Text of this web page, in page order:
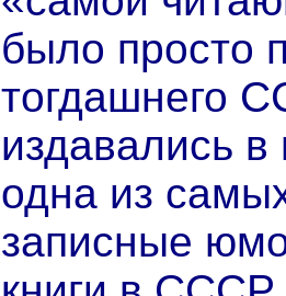
было просто
тогдашнего
издавались
одна из
записные